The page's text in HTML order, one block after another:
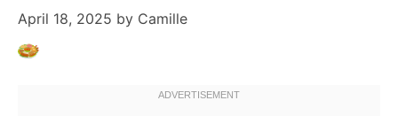
April 18, 2025 by Camille